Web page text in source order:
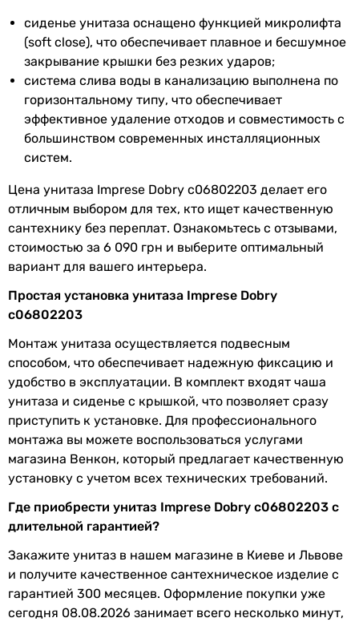
Габариты в упаковке
Ширина в
упаковке
360 мм
Высота в
упаковке
390 мм
Глубина в
упаковке
530 мм
Вес в упаковке 25 кг
Гарантия
Увидели ошибку в описании или характеристиках?
Сообщите нам об этом!
Сообщить об ошибке
Характеристики, комплектация и фотографии Imprese Dobry
c06802203 носят ознакомительный характер и могут
изменяться производителем без уведомления. Магазин не
несет ответственности за изменения, внесенные
сиденье унитаза оснащено функцией микролифта
(soft close), что обеспечивает плавное и бесшумное
закрывание крышки без резких ударов;
система слива воды в канализацию выполнена по
горизонтальному типу, что обеспечивает
эффективное удаление отходов и совместимость с
большинством современных инсталляционных
систем.
Цена унитаза Imprese Dobry c06802203 делает его
отличным выбором для тех, кто ищет качественную
сантехнику без переплат. Ознакомьтесь с отзывами,
стоимостью за 6 090 грн и выберите оптимальный
вариант для вашего интерьера.
Простая установка унитаза Imprese Dobry
c06802203
Монтаж унитаза осуществляется подвесным
способом, что обеспечивает надежную фиксацию и
удобство в эксплуатации. В комплект входят чаша
унитаза и сиденье с крышкой, что позволяет сразу
приступить к установке. Для профессионального
монтажа вы можете воспользоваться услугами
магазина Венкон, который предлагает качественную
установку с учетом всех технических требований.
Где приобрести унитаз Imprese Dobry c06802203 с
длительной гарантией?
Закажите унитаз в нашем магазине в Киеве и Львове
и получите качественное сантехническое изделие с
гарантией 300 месяцев. Оформление покупки уже
сегодня 08.08.2026 занимает всего несколько минут,